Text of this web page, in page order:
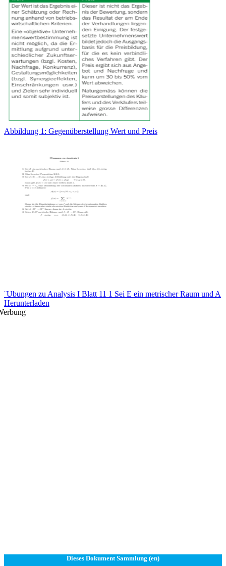
Abbildung 1: Gegenüberstellung Wert und Preis
¨Ubungen zu Analysis I Blatt 11 1 Sei E ein metrischer Raum und A
Herunterladen
Dieses Dokument Sammlung (en)